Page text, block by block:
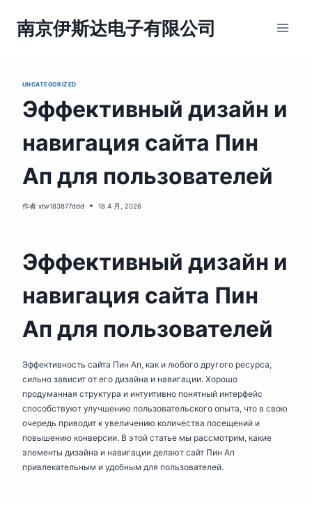
南京伊斯达电子有限公司
UNCATEGORIZED
Эффективный дизайн и
навигация сайта Пин
Ап для пользователей
作者 xtw183877ddd 18 4 月, 2026
Эффективный дизайн и
навигация сайта Пин
Ап для пользователей
Эффективность сайта Пин Ап, как и любого другого ресурса,
сильно зависит от его дизайна и навигации. Хорошо
продуманная структура и интуитивно понятный интерфейс
способствуют улучшению пользовательского опыта, что в свою
очередь приводит к увеличению количества посещений и
повышению конверсии. В этой статье мы рассмотрим, какие
элементы дизайна и навигации делают сайт Пин Ап
привлекательным и удобным для пользователей.